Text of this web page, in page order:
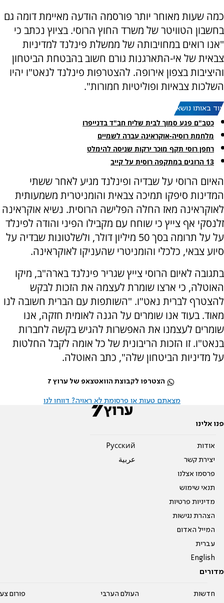
כמה שעות מאוחר יותר פורסמה הודעה מאיימת דומה גם
בחשבון הטוויטר של משרד החוץ הרוסי. בציוץ נכתב כי
"אנו רואים במחויבותה של ממשלת פינלנד למדיניות
צבאית של אי-התארגנות גורם חשוב בהבטחת הביטחון
והיציבות בצפון אירופה. להצטרפות פינלנד לנאט"ו יהיו
השלכות צבאיות ופוליטיות חמורות".
עוד באותו נושא:
כטב"ם פגע סמוך לבית שליח חב"ד בדנייפרו
מלחמת רוסיה-אוקראינה עברה לשמיים
רחפן רוסי תקף מוכר ירקות שניסה להימלט
13 הרוגים במתקפה רוסית על קייב
האיום הרוסי על שבדיה ופינלנד מגיע לאחר ששתי
המדינות סיפקו תמיכה צבאית והומניטרית משמעותית
לאוקראינה מאז החלה הפלישה הרוסית. נשיא אוקראינה
זלנסקי אף צייץ כי שוחח עם מקבילו הפיני והודה לפינלד
על על תרומה בסך 50 מיליון דולר, ולשלטונות שבדיה על
סיוע צבאי, כלכלי והומניטרי שהעניקו לאוקראינה.
בתגובה לאיום הרוסי צייץ שגריר פינלנד בארה"ב, מיקו
האוטלה, כי ארצו שומרת לעצמה את הזכות לבקש
להצטרף לברית נאט"ו. "השותפות עם הברית חשובה לנו
מאוד. בעוד אנו שומרים על הגנה לאומית חזקה, אנו
שומרים לעצמנו את האפשרות להגיש בקשה לחברות
בנאט"ו. זו הזכות הריבונית של כל אומה לקבל החלטות
על מדיניות הביטחון שלה", כתב האוטלה.
הצטרפו לקבוצת הוואטצאפ של ערוץ 7
מצאתם טעות או פרסומת לא ראויה? דווחו לנו
פנו אלינו
אודות
יצירת קשר
פרסמו אצלנו
תנאי שימוש
מדיניות פרטיות
הצהרת נגישות
המייל האדום
עברית
English
Pусский
عربية
מדורים
חדשות העולם הערבי פורום